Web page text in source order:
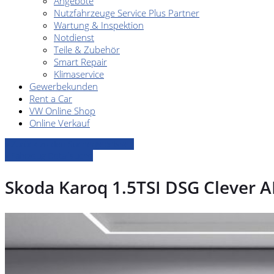
Nutzfahrzeuge Service Plus Partner
Wartung & Inspektion
Notdienst
Teile & Zubehör
Smart Repair
Klimaservice
Gewerbekunden
Rent a Car
VW Online Shop
Online Verkauf
Skoda Karoq 1.5TSI DSG Clever